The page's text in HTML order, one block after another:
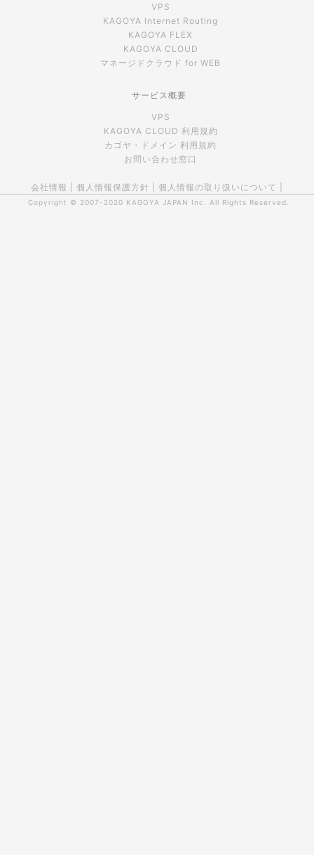
VPS
KAGOYA Internet Routing
KAGOYA FLEX
KAGOYA CLOUD
マネージドクラウド for WEB
サービス概要
VPS
KAGOYA CLOUD 利用規約
カゴヤ・ドメイン 利用規約
お問い合わせ窓口
会社情報 個人情報保護方針 個人情報の取り扱いについて
Copyright © 2007-2020 KAGOYA JAPAN Inc. All Rights Reserved.